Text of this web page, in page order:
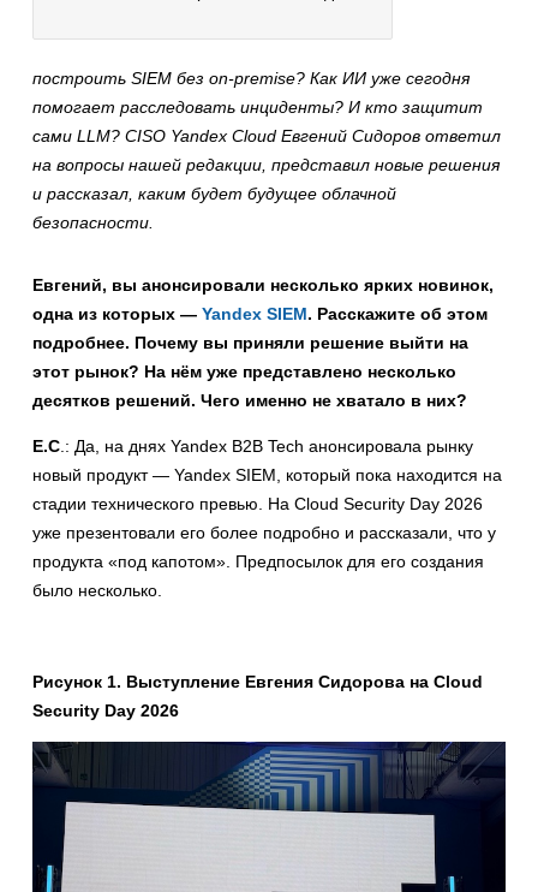
построить SIEM без on-premise? Как ИИ уже сегодня
помогает расследовать инциденты? И кто защитит
сами LLM? CISO Yandex Cloud Евгений Сидоров ответил
на вопросы нашей редакции, представил новые решения
и рассказал, каким будет будущее облачной
безопасности.
Евгений, вы анонсировали несколько ярких новинок,
одна из которых — Yandex SIEM. Расскажите об этом
подробнее. Почему вы приняли решение выйти на
этот рынок? На нём уже представлено несколько
десятков решений. Чего именно не хватало в них?
Е.С .: Да, на днях Yandex B2B Tech анонсировала рынку
новый продукт — Yandex SIEM, который пока находится на
стадии технического превью. На Cloud Security Day 2026
уже презентовали его более подробно и рассказали, что у
продукта «под капотом». Предпосылок для его создания
было несколько.
Рисунок 1. Выступление Евгения Сидорова на Cloud
Security Day 2026